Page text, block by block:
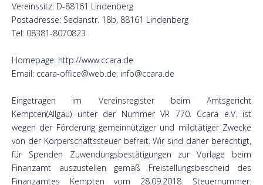
Vereinssitz: D-88161 Lindenberg
Postadresse: Sedanstr. 18b, 88161 Lindenberg
Tel: 08381-8070823
Homepage: http://www.ccara.de
Email: ccara-office@web.de; info@ccara.de
Eingetragen im Vereinsregister beim Amtsgericht
Kempten(Allgäu) unter der Nummer VR 770. Ccara e.V. ist
wegen der Förderung gemeinnütziger und mildtätiger Zwecke
von der Körperschaftssteuer befreit. Wir sind daher berechtigt,
für Spenden Zuwendungsbestätigungen zur Vorlage beim
Finanzamt auszustellen gemäß Freistellungsbescheid des
Finanzamtes Kempten vom 28.09.2018. Steuernummer: